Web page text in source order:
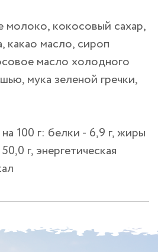
молоко, кокосовый сахар,
какао масло, сироп
масло холодного
мука зеленой гречки,
100 г: белки - 6,9 г, жиры
г, энергетическая